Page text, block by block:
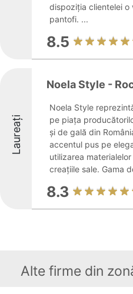
dispoziția clientelei
pantofi. ...
8.5
Laureați
Noela Style -
Noela Style
pe piața
și de gală din
accentul pus pe
utilizarea
creațiile sale. Gama
8.3
Alte firme din